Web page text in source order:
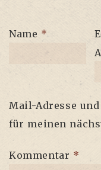
Name *
Mail-Adresse
für meinen
Kommentar *